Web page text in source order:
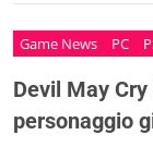
Game News PC
Devil May
personaggio